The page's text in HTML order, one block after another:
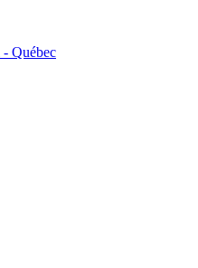
- Québec